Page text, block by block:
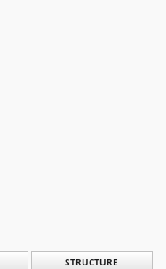
STRUCTURE